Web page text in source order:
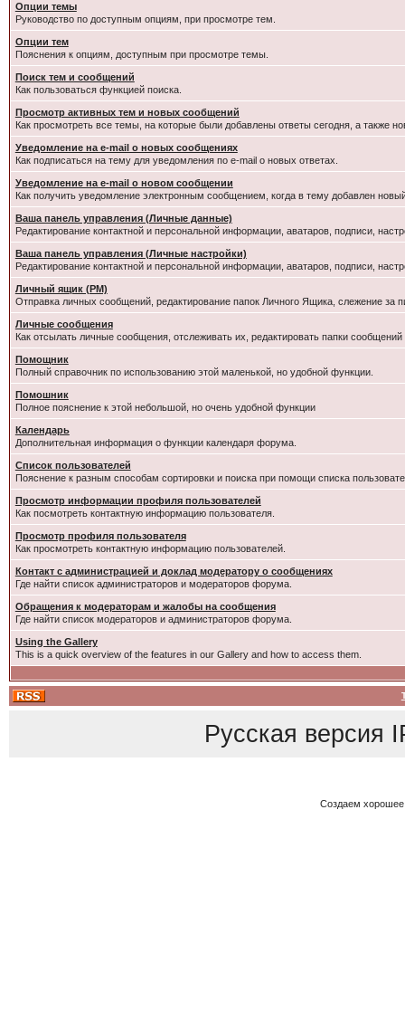
Опции темы
Руководство по доступным опциям, при просмотре тем.
Опции тем
Пояснения к опциям, доступным при просмотре темы.
Поиск тем и сообщений
Как пользоваться функцией поиска.
Просмотр активных тем и новых сообщений
Как просмотреть все темы, на которые были добавлены ответы сегодня, а также
Уведомление на e-mail о новых сообщениях
Как подписаться на тему для уведомления по e-mail о новых ответах.
Уведомление на е-mail о новом сообщении
Как получить уведомление электронным сообщением, когда в тему добавлен
Ваша панель управления (Личные данные)
Редактирование контактной и персональной информации, аватаров, подписи,
Ваша панель управления (Личные настройки)
Редактирование контактной и персональной информации, аватаров, подписи,
Личный ящик (PM)
Отправка личных сообщений, редактирование папок Личного Ящика, слежение за
Личные сообщения
Как отсылать личные сообщения, отслеживать их, редактировать папки
Помощник
Полный справочник по использованию этой маленькой, но удобной функции.
Помошник
Полное пояснение к этой небольшой, но очень удобной функции
Календарь
Дополнительная информация о функции календаря форума.
Список пользователей
Пояснение к разным способам сортировки и поиска при помощи списка
Просмотр информации профиля пользователей
Как посмотреть контактную информацию пользователя.
Просмотр профиля пользователя
Как просмотреть контактную информацию пользователей.
Контакт с администрацией и доклад модератору о сообщениях
Где найти список администраторов и модераторов форума.
Обращения к модераторам и жалобы на сообщения
Где найти список модераторов и администраторов форума.
Using the Gallery
This is a quick overview of the features in our Gallery and how to access them.
Русская версия
Создаем